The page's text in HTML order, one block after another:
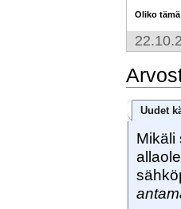
Oliko
Uudet
Mikäli